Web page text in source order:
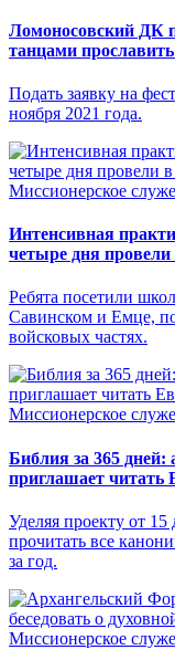
Ломоносовский ДК
танцами
Подать заявку на
ноября 2021 года.
Миссионерское
Интенсивная
четыре дня
Ребята посетили
Савинском и Емце,
войсковых частях.
Миссионерское
Библия за 365 дней:
приглашает читать
Уделяя проекту от
прочитать все
за год.
Миссионерское